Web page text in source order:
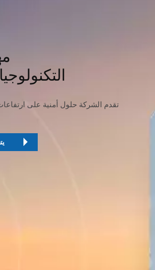
تقدم الشركة حلول أمنية على